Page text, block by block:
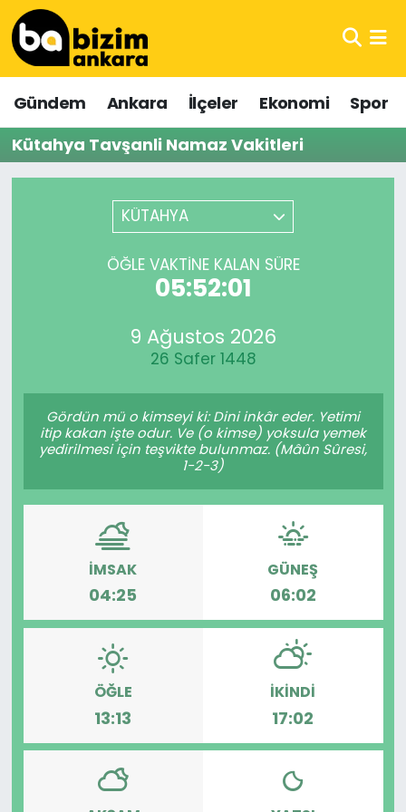
Gündem Ankara İlçeler Ekonomi
Spor
Kütahya Tavşanli Namaz Vakitleri
KÜTAHYA
ÖĞLE VAKTINE KALAN SÜRE
05:52:01
9 Ağustos 2026
26 Safer 1448
Gördün mü o kimseyi ki: Dini inkâr eder. Yetimi
itip kakan işte odur. Ve (o kimse) yoksula yemek
yedirilmesi için teşvikte bulunmaz. (Mâûn Sûresi,
1-2-3)
İMSAK
04:25
GÜNEŞ
06:02
ÖĞLE
13:13
İKINDI
17:02
Hava Durumu
Trafik Durumu
Süper Lig Puan Durumu ve Fikstür
Tüm Manşetler
Son Dakika Haberleri